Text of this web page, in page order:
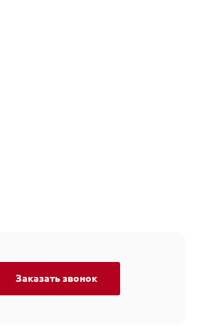
Заказать звонок